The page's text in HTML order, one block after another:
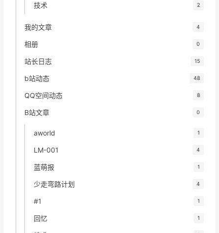
技术 2
我的文章 4
相册 0
站长日志 15
b站动态 48
QQ空间动态 8
B站文章 0
aworld 1
LM-001 4
蓝萌报 1
少走弯路计划 4
#1 1
回忆 1